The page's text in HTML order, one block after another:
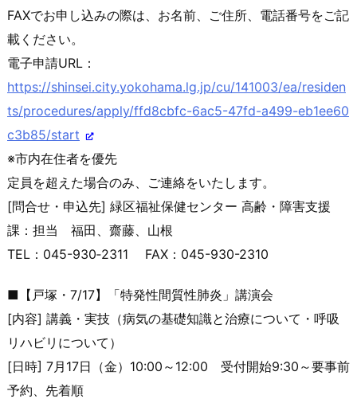
FAXでお申し込みの際は、お名前、ご住所、電話番号をご記
載く ださい。
電子申請URL：
https://shinsei.city.yokohama.lg.jp/cu/141003/ea/residen
ts/procedures/apply/ffd8cbfc-6ac5-47fd-a499-eb1ee60
c3b85/start
※市内在住者を優先
定員を超えた場合のみ、ご連絡をいたします。
[問合せ・申込先] 緑区福祉保健センター 高齢・障害支援
課：担当 福田、齋藤、山根
TEL：045-930‐2311 FAX：045-930-2310
■【戸塚・7/17】「特発性間質性肺炎」講演会
[内容] 講義・実技（病気の基礎知識と治療について・呼吸
リハビリについて）
[日時] 7月17日（金）10:00～12:00 受付開始9:30～要事前
予約、先着順